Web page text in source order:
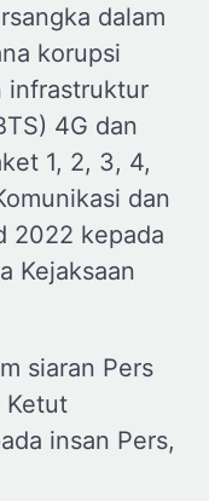
dalam
korupsi
infrastruktur
4G dan
1, 2, 3, 4,
dan
2022 kepada
Kejaksaan
siaran Pers
Ketut
insan Pers,